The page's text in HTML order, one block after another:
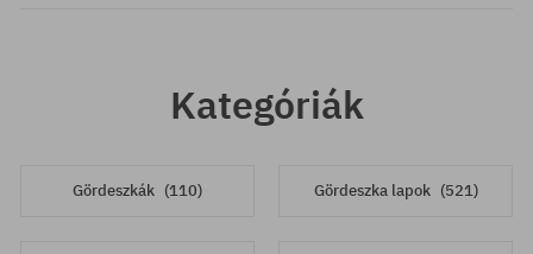
Kategóriák
Gördeszkák (110) Gördeszka lapok (521)